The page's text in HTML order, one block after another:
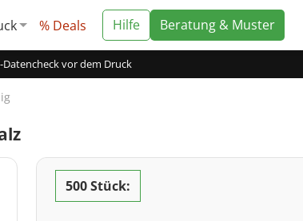
% Deals Hilfe Beratung & Muster
vor dem Druck
500 Stück: